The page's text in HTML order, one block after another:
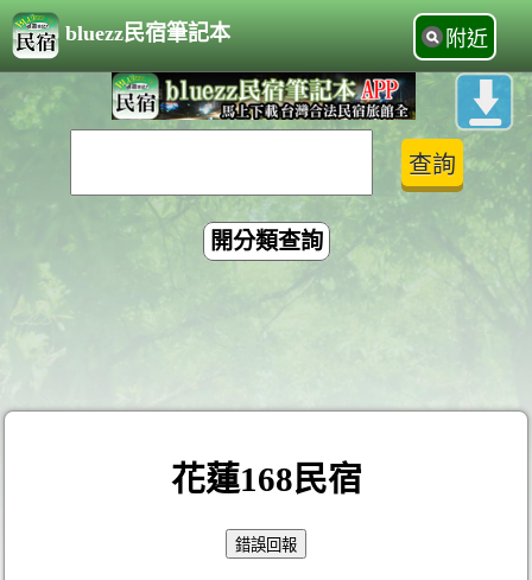
bluezz民宿筆記本 附近
開分類查詢
花蓮168民宿